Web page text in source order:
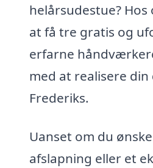
helårsudestue?
at få tre gratis og
erfarne
med at realisere
Frederiks.
Uanset om du
afslapning eller et